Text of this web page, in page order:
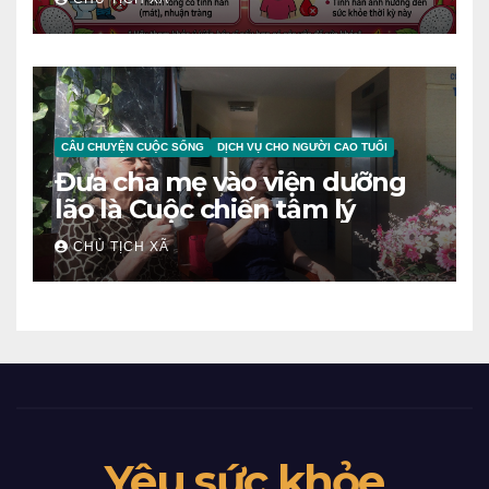
NGƯỜI
CÂU CHUYỆN CUỘC SỐNG DỊCH VỤ CHO NGƯỜI CAO TUỔI
Đưa cha mẹ vào viện dưỡng
lão là Cuộc chiến tâm lý
CHỦ TỊCH XÃ